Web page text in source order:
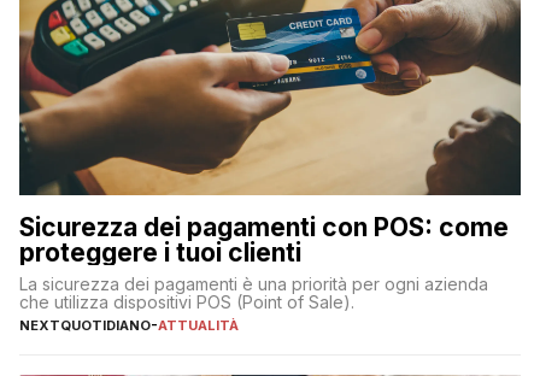
Sicurezza dei pagamenti con POS: come
proteggere i tuoi clienti
La sicurezza dei pagamenti è una priorità per ogni azienda
che utilizza dispositivi POS (Point of Sale).
NEXTQUOTIDIANO-ATTUALITÀ